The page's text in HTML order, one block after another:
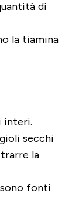
di
la tiamina
interi.
secchi
la
fonti